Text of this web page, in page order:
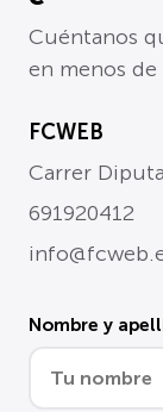
Cuéntanos
en menos de
FCWEB
Carrer
691920412
Nombre y